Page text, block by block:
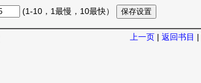
(1-10，1最慢，10最快）
上一页 | 返回书目 |